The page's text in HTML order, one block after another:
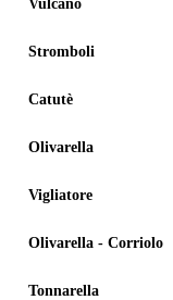
Vulcano
Stromboli
Catutè
Olivarella
Vigliatore
Olivarella - Corriolo
Tonnarella